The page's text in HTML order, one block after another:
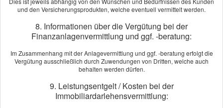
Gottlob gibt es Herr´n Zimmermanns. Top Beratung,
maßgeschneiderte Produkte, persönlicher Service und Hundelieb ist er
auch. Alle Versicherungen nur noch über Zimmermanns Ver­
sicherungs­makler! Bleiben Sie noch lange gesund Herr Zimmermanns.
und den Versicherungsprodukten, welche eventuell vermittelt werden.
8. Informationen über die Vergütung bei der
Finanzanlagenvermittlung und ggf. -beratung:
Im Zusammenhang mit der Anlagevermittlung und ggf. -beratung erfolgt die
Vergütung ausschließlich durch Zuwendungen von Dritten, welche auch
behalten werden dürfen.
9. Leistungsentgelt / Kosten bei der
Immobiliardarlehensvermittlung: